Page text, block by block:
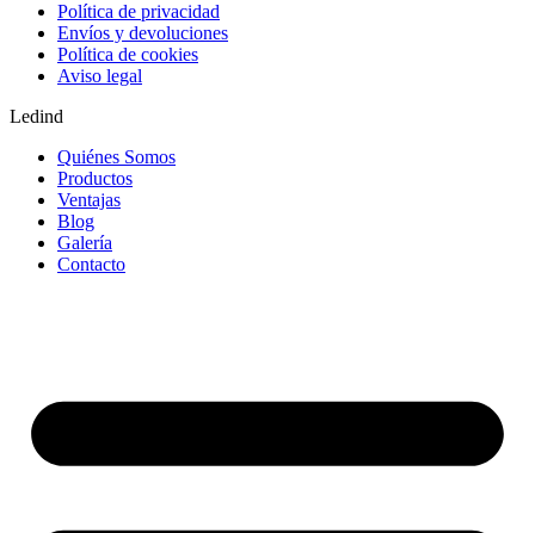
Política de privacidad
Envíos y devoluciones
Política de cookies
Aviso legal
Ledind
Quiénes Somos
Productos
Ventajas
Blog
Galería
Contacto